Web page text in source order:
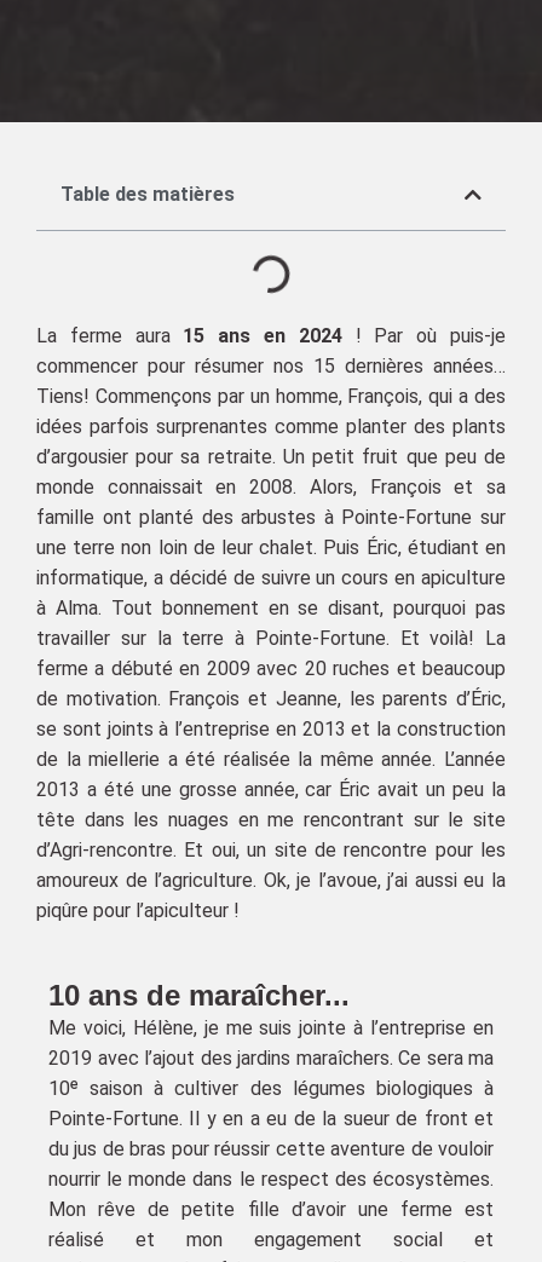
Table des matières
La ferme aura 15 ans en 2024 ! Par où puis-je
commencer pour résumer nos 15 dernières années…
Tiens! Commençons par un homme, François, qui a des
idées parfois surprenantes comme planter des plants
d’argousier pour sa retraite. Un petit fruit que peu de
monde connaissait en 2008. Alors, François et sa
famille ont planté des arbustes à Pointe-Fortune sur
une terre non loin de leur chalet. Puis Éric, étudiant en
informatique, a décidé de suivre un cours en apiculture
à Alma. Tout bonnement en se disant, pourquoi pas
travailler sur la terre à Pointe-Fortune. Et voilà! La
ferme a débuté en 2009 avec 20 ruches et beaucoup
de motivation. François et Jeanne, les parents d’Éric,
se sont joints à l’entreprise en 2013 et la construction
de la miellerie a été réalisée la même année. L’année
2013 a été une grosse année, car Éric avait un peu la
tête dans les nuages en me rencontrant sur le site
d’Agri-rencontre. Et oui, un site de rencontre pour les
amoureux de l’agriculture. Ok, je l’avoue, j’ai aussi eu la
piqûre pour l’apiculteur !
10 ans de maraîcher...
Me voici, Hélène, je me suis jointe à l’entreprise en
2019 avec l’ajout des jardins maraîchers. Ce sera ma
10ᵉ saison à cultiver des légumes biologiques à
Pointe-Fortune. Il y en a eu de la sueur de front et
du jus de bras pour réussir cette aventure de vouloir
nourrir le monde dans le respect des écosystèmes.
Mon rêve de petite fille d’avoir une ferme est
réalisé et mon engagement social et